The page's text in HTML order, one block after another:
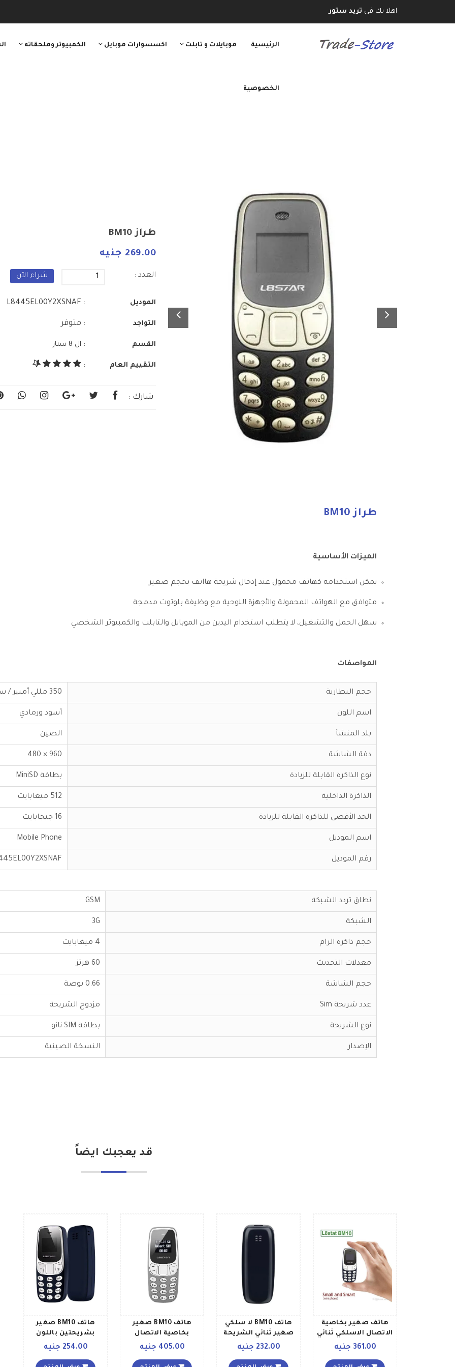
اهلا بك فى تريد ستور
الرئيسية موبايلات و تابلت اكسسوارات موبايل الكمبيوتر وملحقاته
الخصوصية
طراز BM10
269.00 جنيه
العدد : شراء الآن
الموديل : L8445EL00Y2XSNAF
التواجد : متوفر
القسم : ال 8 ستار
التقييم العام :
شارك :
طراز BM10
الميزات الأساسية
يمكن استخدامه كهاتف محمول عند إدخال شريحة هااتف بحجم صغير
متوافق مع الهواتف المحمولة والأجهزة اللوحية مع وظيفة بلوتوث مدمجة
سهل الحمل والتشغيل، لا يتطلب استخدام اليدين من الموبايل والتابلت والكمبيوتر الشخصي
المواصفات
حجم البطارية 350 مللي أمبير / ساعة
اسم اللون أسود ورمادي
بلد المنشأ الصين
دقة الشاشة 960 × 480
نوع الذاكرة القابلة للزيادة بطاقة MiniSD
الذاكرة الداخلية 512 ميغابايت
الحد الأقصى للذاكرة القابلة للزيادة 16 جيجابايت
اسم الموديل Mobile Phone
رقم الموديل
نطاق تردد الشبكة GSM
الشبكة 3G
حجم ذاكرة الرام 4 ميغابايت
معدلات التحديث 60 هرتز
حجم الشاشة 0.66 بوصة
عدد شريحة Sim مزدوج الشريحة
نوع الشريحة بطاقة SIM نانو
الإصدار النسخة الصينية
قد يعجبك ايضاً
هاتف صغير بخاصية
الاتصال الاسلكي ثنائي
الشريحة 32 ميجابايت 361.00 جنيه
هاتف BM10 لا سلكي
صغير ثنائي الشريحة
بلون أسود وذاكرة رام
وذاكرة سعة 2
232.00 جنيه
هاتف BM10 صغير
بخاصية الاتصال
الاسلكي ثنائي
ويدعم تقنية 2G، بلون
405.00 جنيه
هاتف BM10 صغير
بشريحتين باللون
الأزرق سعة 32
2G
254.00 جنيه